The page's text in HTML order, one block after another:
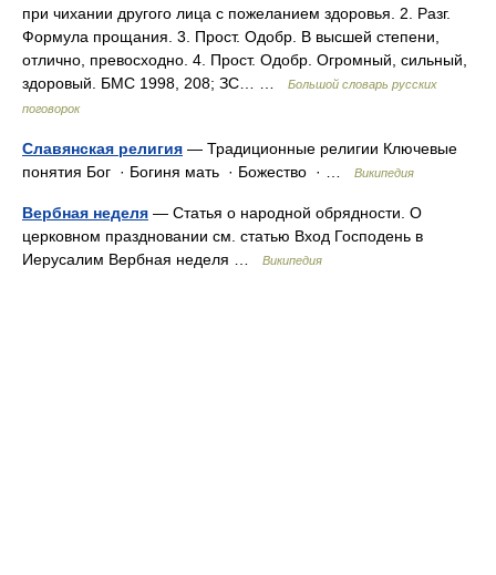
при чихании другого лица с пожеланием здоровья. 2. Разг.
Формула прощания. 3. Прост. Одобр. В высшей степени,
отлично, превосходно. 4. Прост. Одобр. Огромный, сильный,
здоровый. БМС 1998, 208; ЗС… …
Большой словарь русских
поговорок
Славянская религия — Традиционные религии Ключевые
понятия Бог · Богиня мать · Божество · …
Википедия
Вербная неделя — Статья о народной обрядности. О
церковном праздновании см. статью Вход Господень в
Иерусалим Вербная неделя …
Википедия